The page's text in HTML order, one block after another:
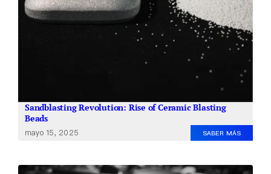
Sandblasting Revolution: Rise of Ceramic Blasting
Beads
mayo 15, 2025 SABER MÁS